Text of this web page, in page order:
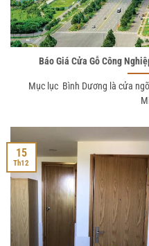
Báo Giá Cửa Gỗ Công
Mục lục Bình Dương là cửa
15
Th12